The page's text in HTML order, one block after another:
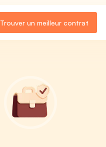
Trouver un meilleur contrat